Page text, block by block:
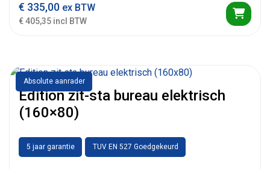
€ 335,00 ex BTW
€ 405,35 incl BTW
Absolute aanrader
Edition zit-sta bureau elektrisch
(160×80)
5 jaar garantie TUV EN 527 Goedgekeurd